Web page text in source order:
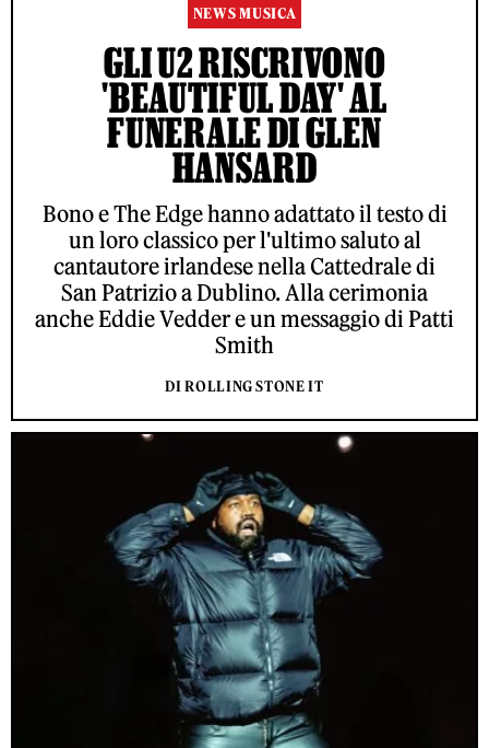
NEWS MUSICA
GLI U2 RISCRIVONO
'BEAUTIFUL DAY' AL
FUNERALE DI GLEN
HANSARD
Bono e The Edge hanno adattato il testo di
un loro classico per l'ultimo saluto al
cantautore irlandese nella Cattedrale di
San Patrizio a Dublino. Alla cerimonia
anche Eddie Vedder e un messaggio di Patti
Smith
DI ROLLING STONE IT